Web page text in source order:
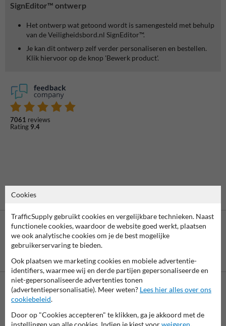
SignEditor™ ontwerp
Het ontwerp wat getoond wordt is samengesteld met behulp
van de Veiligheidsbord.nl SignEditor™.
Je kan dit ontwerp zelf verder personaliseren en bestellen.
Klik hiervoor op de knop 'Bewerk product'.
7061 reviews
Rating 9.4
is mogelijk
Neem contact op met onze productspecialist Igor!
We zijn vandaag tot 17.00 telefonisch bereikbaar voor
al je vragen over onze producten en diensten.
Cookies
TrafficSupply gebruikt cookies en vergelijkbare technieken. Naast
functionele cookies, waardoor de website goed werkt, plaatsen
we ook analytische cookies om je de best mogelijke
gebruikerservaring te bieden.
Ook plaatsen we marketing cookies en mobiele advertentie-
identifiers, waarmee wij en derde partijen gepersonaliseerde en
niet-gepersonaliseerde advertenties tonen
(advertentiepersonalisatie). Meer weten? Lees hier alles over ons
cookiebeleid.
Door op "Cookies accepteren" te klikken, ga je akkoord met de
instellingen van alle cookies. Indien je kiest voorweigeren,